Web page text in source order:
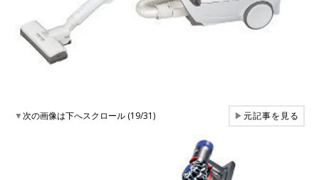
▼次の画像は下へスクロール (19/31) ▶元記事を見る